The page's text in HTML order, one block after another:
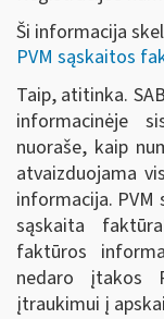
Ši informacija
PVM sąskaitos
Taip, atitinka.
informacinėje
nuoraše, kaip
atvaizduojama
informacija. PVM
sąskaita
faktūros
nedaro įtakos
įtraukimui į